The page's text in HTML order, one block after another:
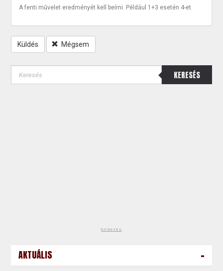
A fenti művelet eredményét kell beírni. Például 1+3 esetén 4-et.
Küldés Mégsem
KERESÉS
hirdetés
AKTUÁLIS -